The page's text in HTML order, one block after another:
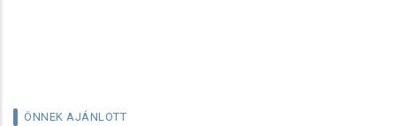
ÖNNEK AJÁNLOTT